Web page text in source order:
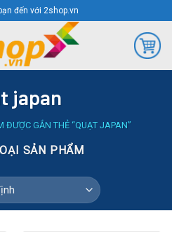
đến với 2shop.vn
japan
ĐƯỢC GẮN THẺ “QUẠT JAPAN”
SẢN PHẨM